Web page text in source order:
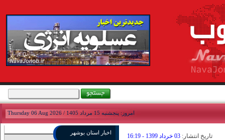
امروز: پنجشنبه 15 مرداد 1405 / Thursday 06 Aug 2026
تاريخ انتشار: 03 خرداد 1399 - 16:19 اخبار استان بوشهر